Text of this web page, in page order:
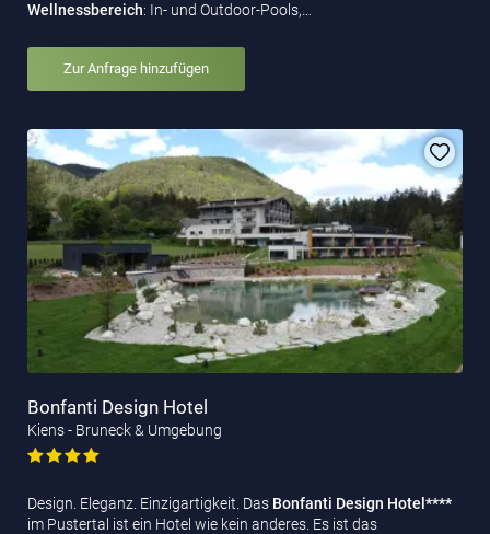
Wellnessbereich: In- und Outdoor-Pools,…
Zur Anfrage hinzufügen
Bonfanti Design Hotel
Kiens - Bruneck & Umgebung
Design. Eleganz. Einzigartigkeit. Das Bonfanti Design Hotel****
im Pustertal ist ein Hotel wie kein anderes. Es ist das